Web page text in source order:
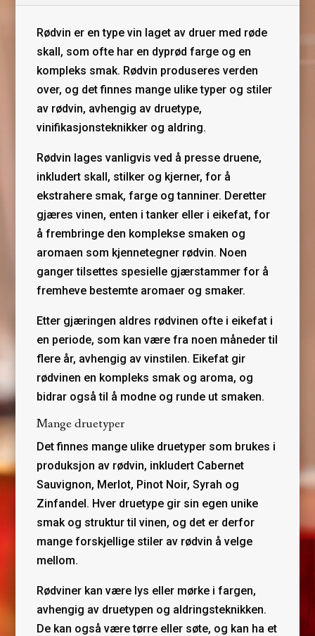
Rødvin er en type vin laget av druer med røde
skall, som ofte har en dyprød farge og en
kompleks smak. Rødvin produseres verden
over, og det finnes mange ulike typer og stiler
av rødvin, avhengig av druetype,
vinifikasjonsteknikker og aldring.
Rødvin lages vanligvis ved å presse druene,
inkludert skall, stilker og kjerner, for å
ekstrahere smak, farge og tanniner. Deretter
gjæres vinen, enten i tanker eller i eikefat, for
å frembringe den komplekse smaken og
aromaen som kjennetegner rødvin. Noen
ganger tilsettes spesielle gjærstammer for å
fremheve bestemte aromaer og smaker.
Etter gjæringen aldres rødvinen ofte i eikefat i
en periode, som kan være fra noen måneder til
flere år, avhengig av vinstilen. Eikefat gir
rødvinen en kompleks smak og aroma, og
bidrar også til å modne og runde ut smaken.
Mange druetyper
Det finnes mange ulike druetyper som brukes i
produksjon av rødvin, inkludert Cabernet
Sauvignon, Merlot, Pinot Noir, Syrah og
Zinfandel. Hver druetype gir sin egen unike
smak og struktur til vinen, og det er derfor
mange forskjellige stiler av rødvin å velge
mellom.
Rødviner kan være lys eller mørke i fargen,
avhengig av druetypen og aldringsteknikken.
De kan også være tørre eller søte, og kan ha et